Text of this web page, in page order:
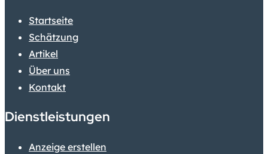
Startseite
Schätzung
Artikel
Über uns
Kontakt
Dienstleistungen
Anzeige erstellen